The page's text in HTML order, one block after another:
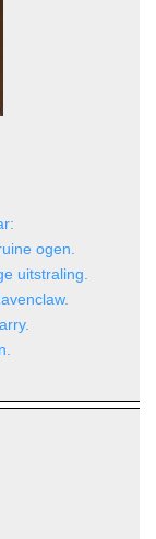
ogen.
uitstraling.